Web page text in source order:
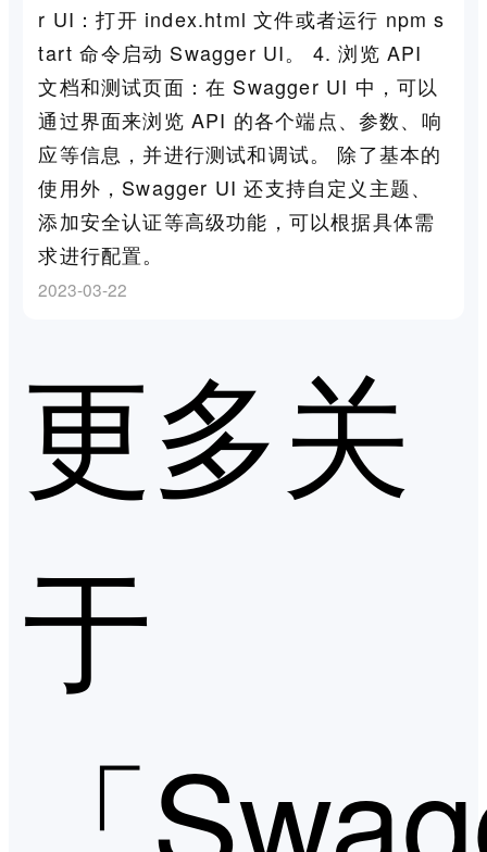
r UI：打开 index.html 文件或者运行 npm s
tart 命令启动 Swagger UI。 4. 浏览 API
文档和测试页面：在 Swagger UI 中，可以
通过界面来浏览 API 的各个端点、参数、响
应等信息，并进行测试和调试。 除了基本的
使用外，Swagger UI 还支持自定义主题、
添加安全认证等高级功能，可以根据具体需
求进行配置。
2023-03-22
更多关
于
「